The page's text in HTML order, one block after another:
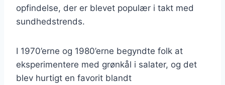
opfindelse, der er blevet populær i takt med
sundhedstrends.
I 1970’erne og 1980’erne begyndte folk at
eksperimentere med grønkål i salater, og det
blev hurtigt en favorit blandt